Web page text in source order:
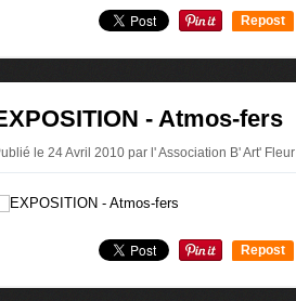
Repost
- Atmos-fers
le 24 Avril 2010 par l' Association B' Art' Fleur
Repost